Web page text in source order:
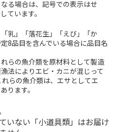
る場合は、記号での表示はせ
ています。
乳」「落花生」「えび」「か
8品目を含んでいる場合に品目名
らの魚介類を原材料として製造
法によりエビ・カニが混じって
らの魚介類は、エサとしてエ
ります。
いない「小道具類」はお届け